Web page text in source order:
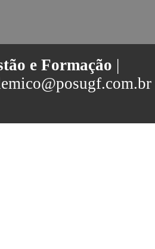
e Formação |